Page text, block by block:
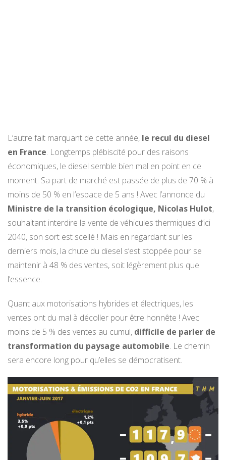
L’autre fait marquant de cette année, le recul du diesel
en France. Longtemps plébiscité pour des raisons
économiques, le diesel semble bien mal en point en ce
moment. Sa part de marché est passée de plus de 70 % à
moins de 50 % en l’espace de 5 ans ! Avec l’annonce du
Ministre de la transition écologique, Nicolas Hulot,
souhaitant interdire la vente de véhicules thermiques d’ici
2040, son sort est scellé ! Mais en regardant sur les
derniers mois, la chute du diesel s’est stoppée pour se
maintenir à 48 % des ventes, soit légèrement plus que
l’essence.
Quant aux motorisations hybrides et électriques, les
ventes ont du mal à décoller pour être honnête ! Avec
moins de 5 % des ventes au cumul, difficile de parler de
transformation du paysage automobile. Le chemin
sera encore long pour qu’elles se démocratisent.